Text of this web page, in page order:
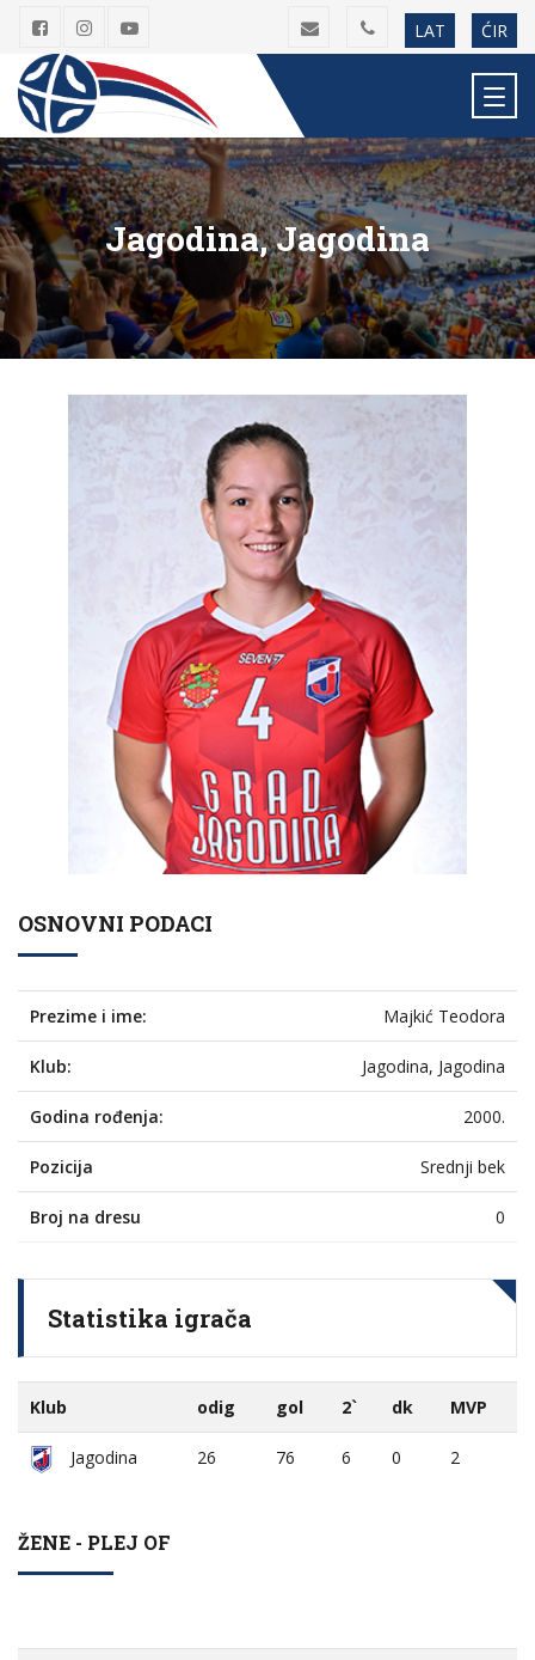
LAT ĆIR
Jagodina, Jagodina
OSNOVNI PODACI
Prezime i ime: Majkić Teodora
Klub: Jagodina, Jagodina
Godina rođenja: 2000.
Pozicija Srednji bek
Broj na dresu 0
Statistika igrača
Klub odig gol 2` dk MVP
Jagodina 26 76 6 0 2
ŽENE - PLEJ OF